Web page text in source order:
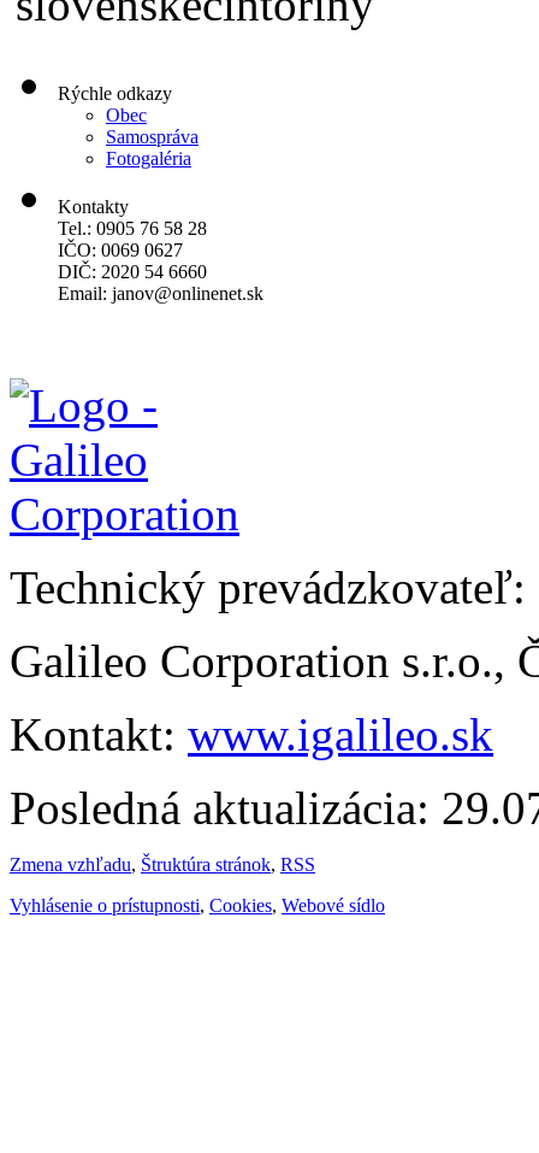
Rýchle odkazy
Obec
Samospráva
Fotogaléria
Kontakty
Tel.: 0905 76 58 28
IČO: 0069 0627
DIČ: 2020 54 6660
Email: janov@onlinenet.sk
Technický prevádzkovateľ:
Galileo Corporation s.r.o.,
Kontakt: www.igalileo.sk
Posledná aktualizácia:
Zmena vzhľadu, Štruktúra stránok, RSS
Vyhlásenie o prístupnosti, Cookies, Webové sídlo